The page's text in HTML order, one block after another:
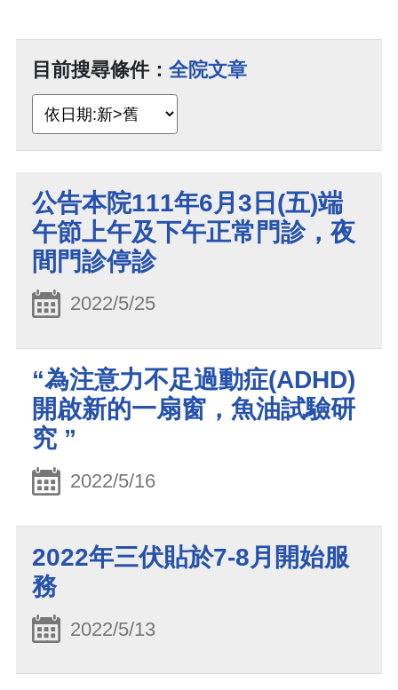
目前搜尋條件： 全院文章
公告本院111年6月3日(五)端
午節上午及下午正常門診，夜
間門診停診
2022/5/25
“為注意力不足過動症(ADHD)
開啟新的一扇窗，魚油試驗研
究 ”
2022/5/16
2022年三伏貼於7-8月開始服
務
2022/5/13